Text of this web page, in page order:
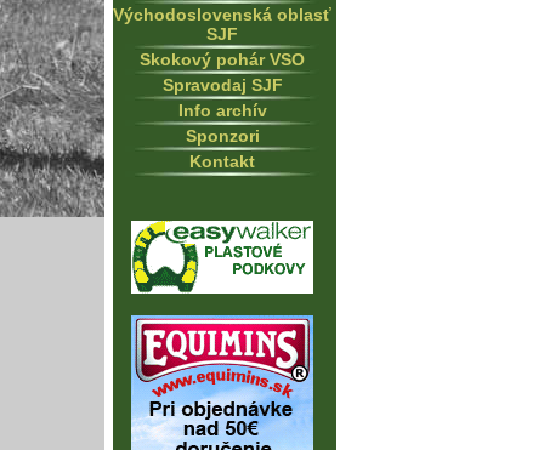
Východoslovenská oblasť
SJF
Skokový pohár VSO
Spravodaj SJF
Info archív
Sponzori
Kontakt